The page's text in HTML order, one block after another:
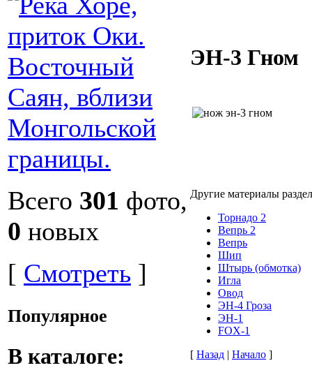
Всего 301 фото,
0 новых
[ Смотреть ]
Популярное
В каталоге:
ЭН-3 Гном
Другие материалы
Торнадо 2
Вепрь 2
Вепрь
Шип
Штырь (обмотка)
Игла
Овод
ЭН-4 Гроза
ЭН-1
FOX-1
[ Назад | Начало ]